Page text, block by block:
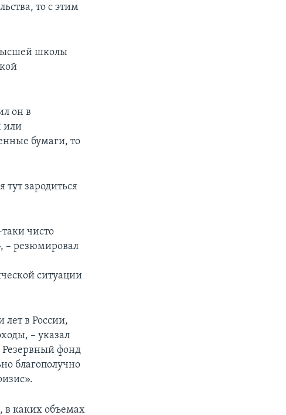
то с этим
школы
он в
или
бумаги, то
тут зародиться
чисто
– резюмировал
ситуации
лет в России,
– указал
Резервный фонд
благополучно
в каких объемах